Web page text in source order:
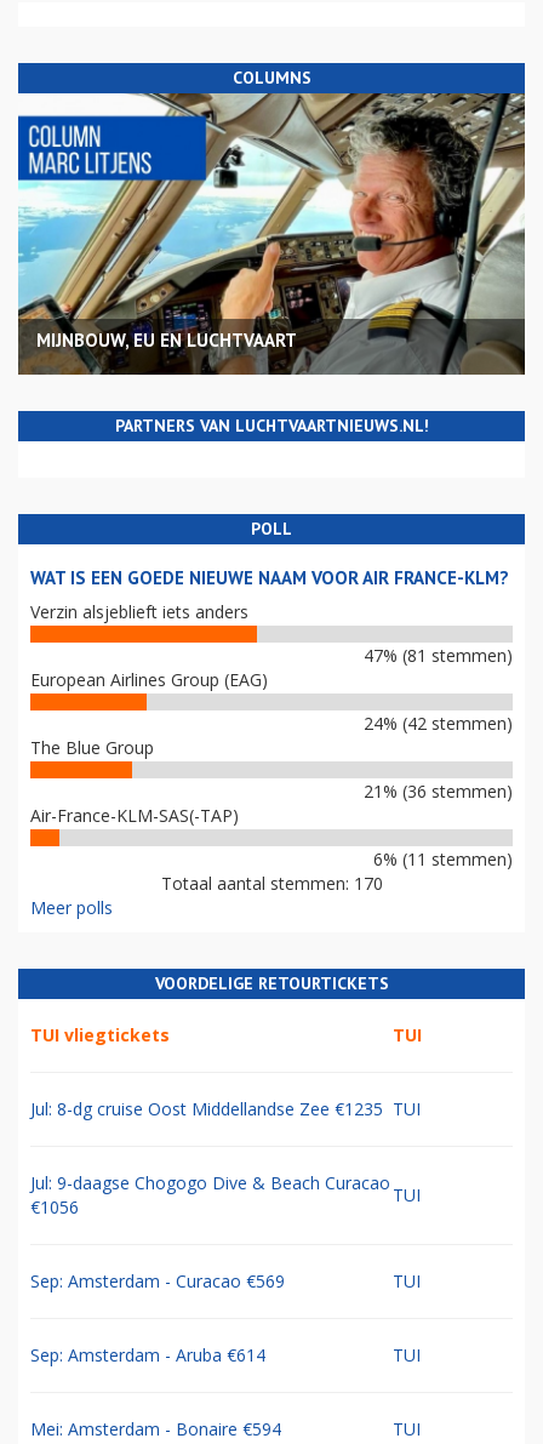
COLUMNS
MIJNBOUW, EU EN LUCHTVAART
PARTNERS VAN LUCHTVAARTNIEUWS.NL!
POLL
WAT IS EEN GOEDE NIEUWE NAAM VOOR AIR FRANCE-KLM?
Verzin alsjeblieft iets anders
47% (81 stemmen)
European Airlines Group (EAG)
24% (42 stemmen)
The Blue Group
21% (36 stemmen)
Air-France-KLM-SAS(-TAP)
6% (11 stemmen)
Totaal aantal stemmen: 170
Meer polls
VOORDELIGE RETOURTICKETS
TUI vliegtickets TUI
Jul: 8-dg cruise Oost Middellandse Zee €1235 TUI
Jul: 9-daagse Chogogo Dive & Beach Curacao
€1056
TUI
Sep: Amsterdam - Curacao €569 TUI
Sep: Amsterdam - Aruba €614 TUI
Mei: Amsterdam - Bonaire €594 TUI